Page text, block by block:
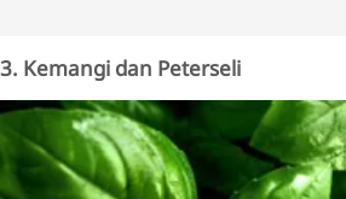
3. Kemangi dan Peterseli